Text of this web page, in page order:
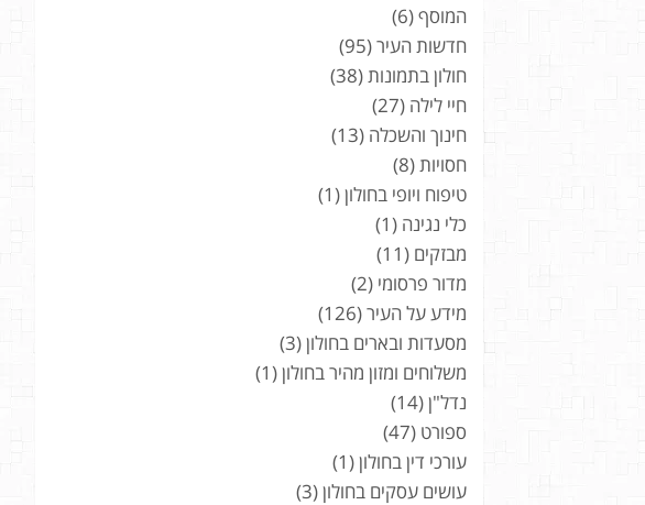
המוסף(6)
חדשות העיר(95)
חולון בתמונות (38)
חיי לילה (27)
חינוך והשכלה (13)
חסויות (8)
טיפוח ויופי בחולון(1)
כלי נגינה (1)
מבזקים (11)
מדור פרסומי (2)
מידע על העיר(126)
מסעדות ובארים בחולון(3)
משלוחים ומזון מהיר בחולון(1)
נדל"ן(14)
ספורט (47)
עורכי דין בחולון(1)
עושים עסקים בחולון(3)